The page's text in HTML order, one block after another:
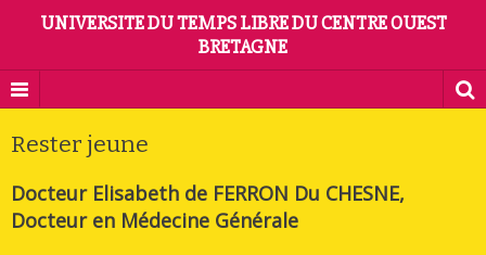
UNIVERSITE DU TEMPS LIBRE DU CENTRE OUEST
BRETAGNE
Rester jeune
Docteur Elisabeth de FERRON Du CHESNE,
Docteur en Médecine Générale